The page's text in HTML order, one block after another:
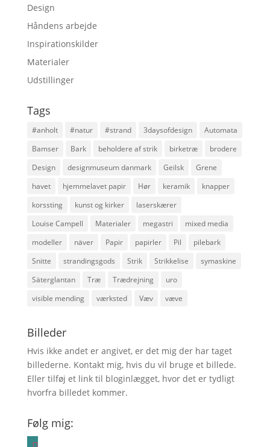
Design
Håndens arbejde
Inspirationskilder
Materialer
Udstillinger
Tags
#anholt #natur #strand 3daysofdesign
Automata
Bamser
Bark beholdere af strik birketræ
brodere
Design
designmuseum danmark Geilsk
Grene
havet
hjemmelavet papir Hør keramik
knapper
korssting
kunst og kirker
laserskærer
Louise Campell
Materialer megastri
mixed media
modeller
näver Papir papirler Pil
pilebark
Snitte
strandingsgods Strik Strikkelise
symaskine
Säterglantan
Træ Trædrejning
uro
visible mending
værksted Væv væve
Billeder
Hvis ikke andet er angivet, er det mig der har taget
billederne. Kontakt mig, hvis du vil bruge et billede.
Eller tilføj et link til bloginlægget, hvor det er tydligt
hvorfra billedet kommer.
Følg mig:
instagram